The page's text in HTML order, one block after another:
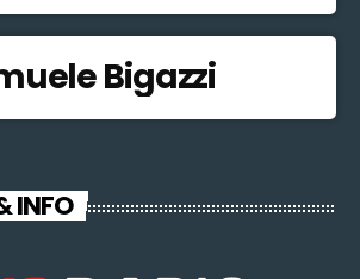
Bigazzi
INFO